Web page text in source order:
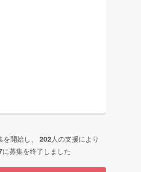
を開始し、 202人の支援により
に募集を終了しました